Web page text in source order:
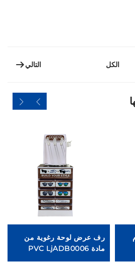
الكل التالي
رف عرض لوحة رغوية من
مادة PVC LjADB0006